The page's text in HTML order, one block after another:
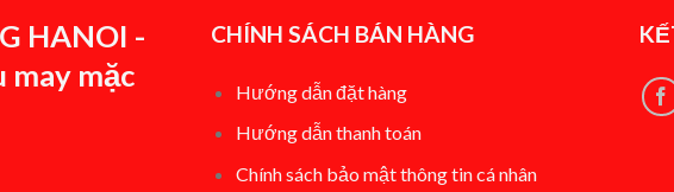
HANOI -
may mặc
CHÍNH SÁCH BÁN HÀNG
Hướng dẫn đặt hàng
Hướng dẫn thanh toán
Chính sách bảo mật thông tin cá nhân